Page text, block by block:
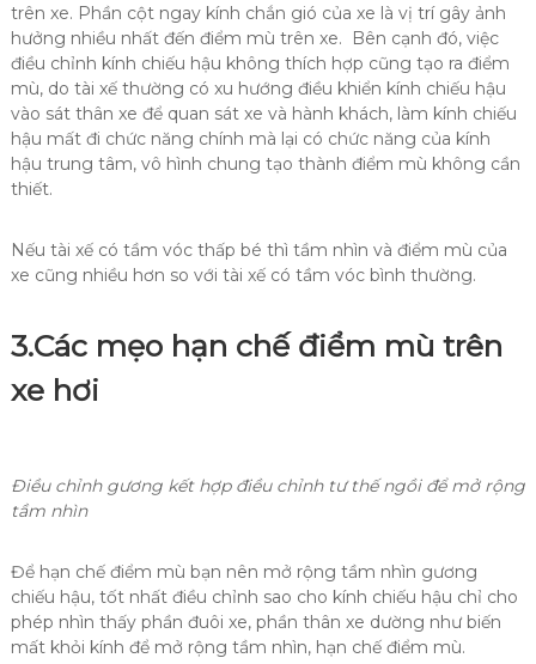
trên xe. Phần cột ngay kính chắn gió của xe là vị trí gây ảnh
hưởng nhiều nhất đến điểm mù trên xe. Bên cạnh đó, việc
điều chỉnh kính chiếu hậu không thích hợp cũng tạo ra điểm
mù, do tài xế thường có xu hướng điều khiển kính chiếu hậu
vào sát thân xe để quan sát xe và hành khách, làm kính chiếu
hậu mất đi chức năng chính mà lại có chức năng của kính
hậu trung tâm, vô hình chung tạo thành điểm mù không cần
thiết.
Nếu tài xế có tầm vóc thấp bé thì tầm nhìn và điểm mù của
xe cũng nhiều hơn so với tài xế có tầm vóc bình thường.
3.Các mẹo hạn chế điểm mù trên
xe hơi
Điều chỉnh gương kết hợp điều chỉnh tư thế ngồi để mở rộng
tầm nhìn
Để hạn chế điểm mù bạn nên mở rộng tầm nhìn gương
chiếu hậu, tốt nhất điều chỉnh sao cho kính chiếu hậu chỉ cho
phép nhìn thấy phần đuôi xe, phần thân xe dường như biến
mất khỏi kính để mở rộng tầm nhìn, hạn chế điểm mù.